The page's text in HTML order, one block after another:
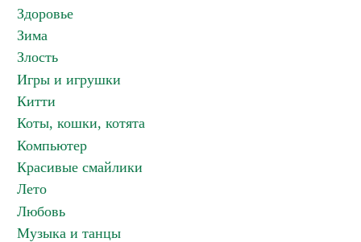
Здоровье
Зима
Злость
Игры и игрушки
Китти
Коты, кошки, котята
Компьютер
Красивые смайлики
Лето
Любовь
Музыка и танцы